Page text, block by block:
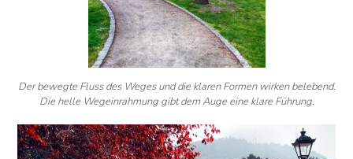
Der bewegte Fluss des Weges und die klaren Formen wirken belebend.
Die helle Wegeinrahmung gibt dem Auge eine klare Führung.